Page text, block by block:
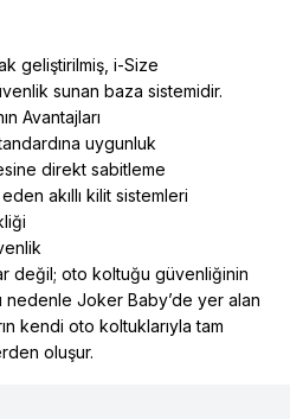
geliştirilmiş, i-Size
sunan baza sistemidir.
Avantajları
uygunluk
direkt sabitleme
akıllı kilit sistemleri
değil; oto koltuğu güvenliğinin
nedenle Joker Baby’de yer alan
kendi oto koltuklarıyla tam
oluşur.